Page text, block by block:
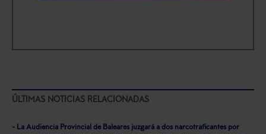
ÚLTIMAS NOTICIAS RELACIONADAS
- La Audiencia Provincial de Baleares juzgará a dos narcotraficantes por